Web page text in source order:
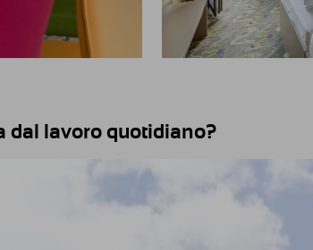
dal lavoro quotidiano?